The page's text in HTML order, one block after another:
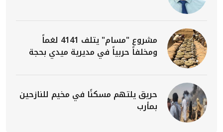
مشروع "مسام" يتلف 4141 لغماً
ومخلفاً حربياً في مديرية ميدي بحجة
حريق يلتهم مسكنًا في مخيم للنازحين
بمأرب